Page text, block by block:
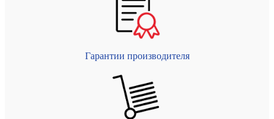
Гарантии производителя